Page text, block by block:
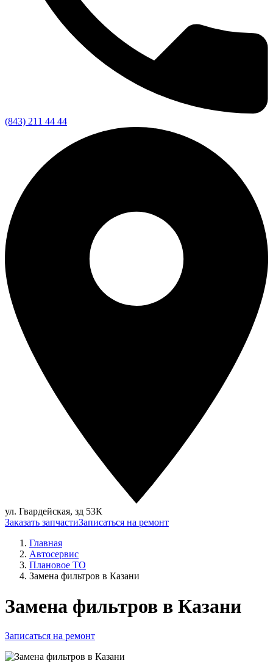
(843) 211 44 44
ул. Гвардейская, зд 53К
Заказать запчастиЗаписаться на ремонт
Главная
Автосервис
Плановое ТО
Замена фильтров в Казани
Замена фильтров в Казани
Записаться на ремонт